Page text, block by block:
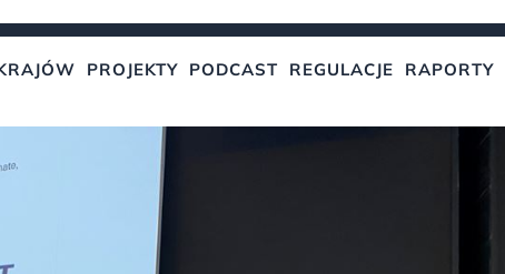
PROJEKTY PODCAST REGULACJE RAPORTY